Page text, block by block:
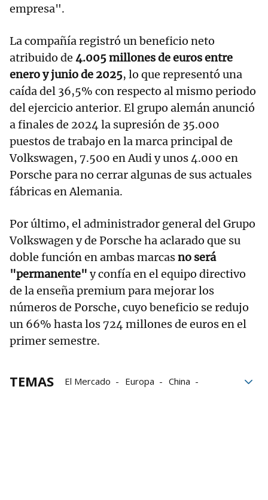
empresa".
La compañía registró un beneficio neto
atribuido de 4.005 millones de euros entre
enero y junio de 2025, lo que representó una
caída del 36,5% con respecto al mismo periodo
del ejercicio anterior. El grupo alemán anunció
a finales de 2024 la supresión de 35.000
puestos de trabajo en la marca principal de
Volkswagen, 7.500 en Audi y unos 4.000 en
Porsche para no cerrar algunas de sus actuales
fábricas en Alemania.
Por último, el administrador general del Grupo
Volkswagen y de Porsche ha aclarado que su
doble función en ambas marcasno será
"permanente" y confía en el equipo directivo
de la enseña premium para mejorar los
números de Porsche, cuyo beneficio se redujo
un 66% hasta los 724 millones de euros en el
primer semestre.
TEMAS El Mercado Europa
China